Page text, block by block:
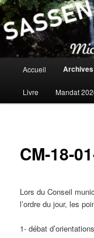
principal
Accueil Archives
Livre Mandat
CM-18-
Lors du Conseil
l’ordre du jour, les
1- débat